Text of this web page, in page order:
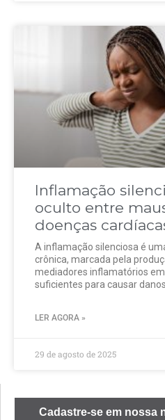
Inflamação
oculto entre
doenças
A inflamação silenciosa é
crônica, marcada pela
mediadores inflamatórios
suficientes para causar
LER AGORA »
29 de agosto de 2025
Cadastre-se em nossa